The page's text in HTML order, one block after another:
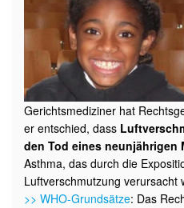
Gerichtsmediziner hat
er entschied, dass
den Tod eines neunjährigen
Asthma, das durch die
Luftverschmutzung verursacht
>> WHO-Grundsätze: Das